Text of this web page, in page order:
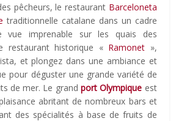
pêcheurs, le restaurant Barceloneta
traditionnelle catalane dans un cadre
vue imprenable sur les quais des
restaurant historique « Ramonet »,
et plongez dans une ambiance et
pour déguster une grande variété de
de mer. Le grandport Olympique est
abritant de nombreux bars et
des spécialités à base de fruits de